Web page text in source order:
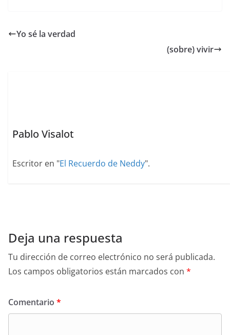
e s
dI y
Yo sé la verdad
(sobre) vivir
Pablo Visalot
Escritor en "El Recuerdo de Neddy".
Deja una respuesta
Tu dirección de correo electrónico no será publicada.
Los campos obligatorios están marcados con *
Comentario *